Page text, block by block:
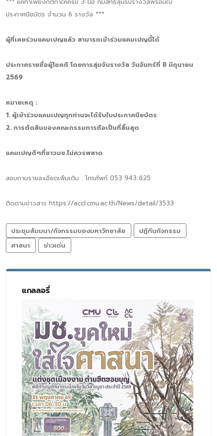
ประกาศนียบัตร จำนวน 6 รางวัล ***
ผู้ที่เคยร่วมแคมเปญแล้ว สามารถเข้าร่วมแคมเปญนี้ได้
ประกาศรายชื่อผู้โชคดี โดยการสุ่มจับรางวัล วันจันทร์ที่ 8 มิถุนายน
2569
หมายเหตุ :
1. ผู้เข้าร่วมแคมเปญทุกท่านจะได้รับใบประกาศนียบัตร
2. การตัดสินของคณะกรรมการถือเป็นที่สิ้นสุด
แคมเปญดีๆที่ชาวมช.ไม่ควรพลาด
สอบถามรายละเอียดเพิ่มเติม : โทรศัพท์ 053 943 625
ติดตามข่าวสาร https://accl.cmu.ac.th/News/detail/3533
ประชุมสัมมนา/กิจกรรมของมหาวิทยาลัย
ปฏิทินกิจกรรม
ศาสนา
ข่าวเด่น
แกลลอรี่